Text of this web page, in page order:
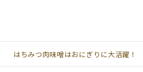
はちみつ肉味噌はおにぎりに大活躍！